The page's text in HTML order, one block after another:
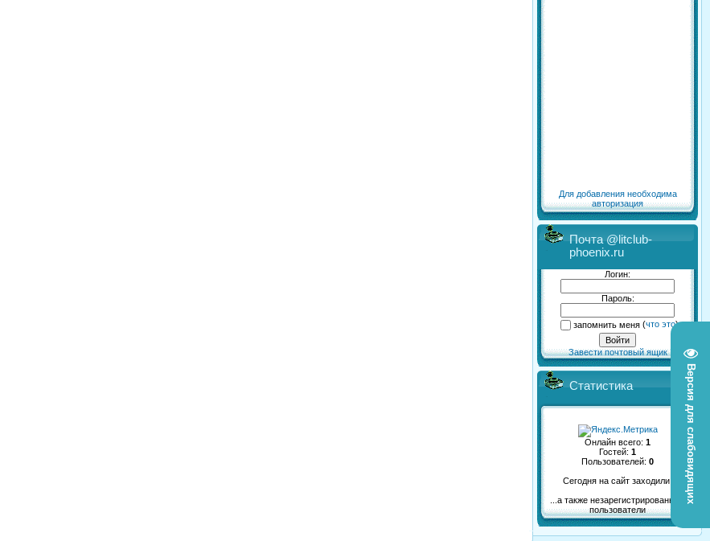
Версия для слабовидящих
Для добавления необходима
авторизация
Почта @litclub-
phoenix.ru
Логин:
Пароль:
запомнить меня(что это)
Завести почтовый ящик
Статистика
Онлайн всего: 1
Гостей: 1
Пользователей: 0
Сегодня на сайт заходили:
...а также незарегистрированные
пользователи